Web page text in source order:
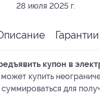
28 июля 2025 г.
Гарантии
купон в
купить
для